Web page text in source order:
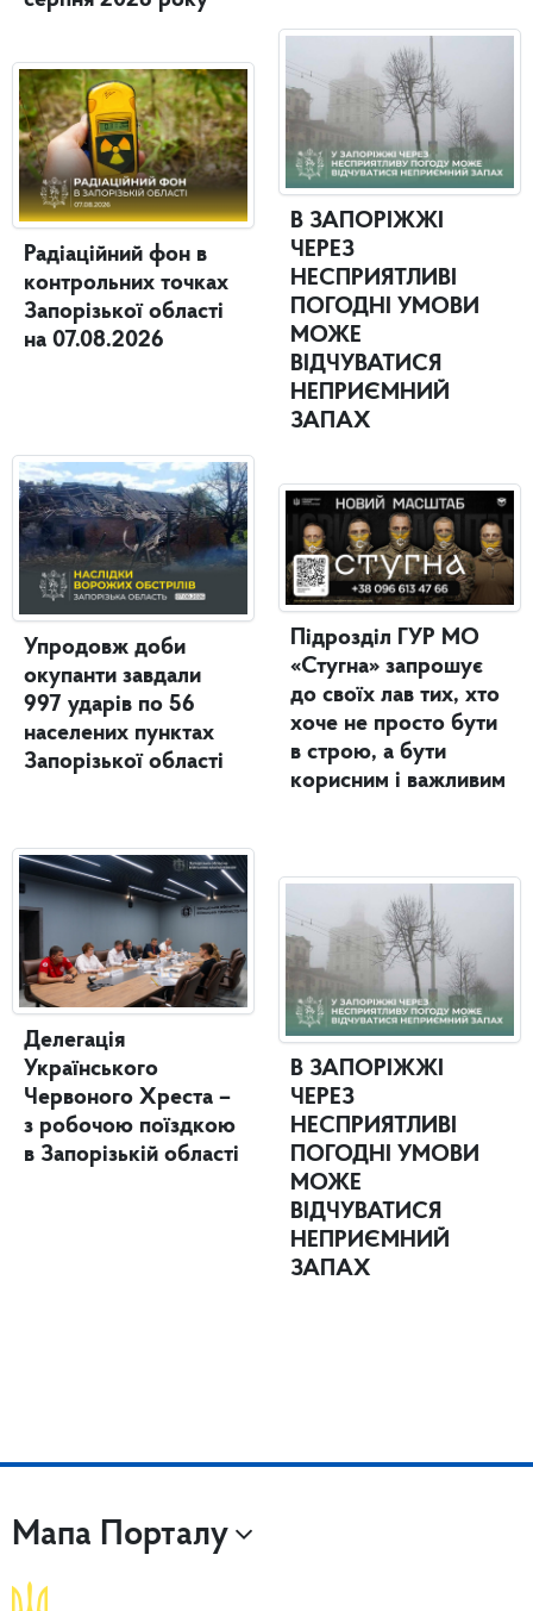
Радіаційний фон в
контрольних точках
Запорізької області
на 07.08.2026
Упродовж доби
окупанти завдали
997 ударів по 56
населених пунктах
Запорізької області
Делегація
Українського
Червоного Хреста –
з робочою поїздкою
в Запорізькій області
В ЗАПОРІЖЖІ
ЧЕРЕЗ
НЕСПРИЯТЛИВІ
ПОГОДНІ УМОВИ
МОЖЕ
ВІДЧУВАТИСЯ
НЕПРИЄМНИЙ
ЗАПАХ
Підрозділ ГУР МО
«Стугна» запрошує
до своїх лав тих, хто
хоче не просто бути
в строю, а бути
корисним і важливим
В ЗАПОРІЖЖІ
ЧЕРЕЗ
НЕСПРИЯТЛИВІ
ПОГОДНІ УМОВИ
МОЖЕ
ВІДЧУВАТИСЯ
НЕПРИЄМНИЙ
ЗАПАХ
Мапа Порталу